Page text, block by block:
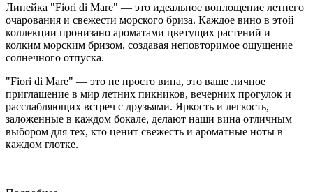
Линейка "Fiori di Mare" — это идеальное воплощение летнего
очарования и свежести морского бриза. Каждое вино в этой
коллекции пронизано ароматами цветущих растений и
колким морским бризом, создавая неповторимое ощущение
солнечного отпуска.
"Fiori di Mare" — это не просто вина, это ваше личное
приглашение в мир летних пикников, вечерних прогулок и
расслабляющих встреч с друзьями. Яркость и легкость,
заложенные в каждом бокале, делают наши вина отличным
выбором для тех, кто ценит свежесть и ароматные ноты в
каждом глотке.